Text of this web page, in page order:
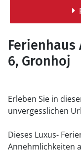
Ferienhaus
6, Gronhoj
Erleben Sie in
unvergesslichen
Dieses Luxus-
Annehmlichkeiten